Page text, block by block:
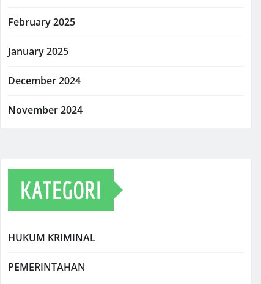
February 2025
January 2025
December 2024
November 2024
KATEGORI
HUKUM KRIMINAL
PEMERINTAHAN